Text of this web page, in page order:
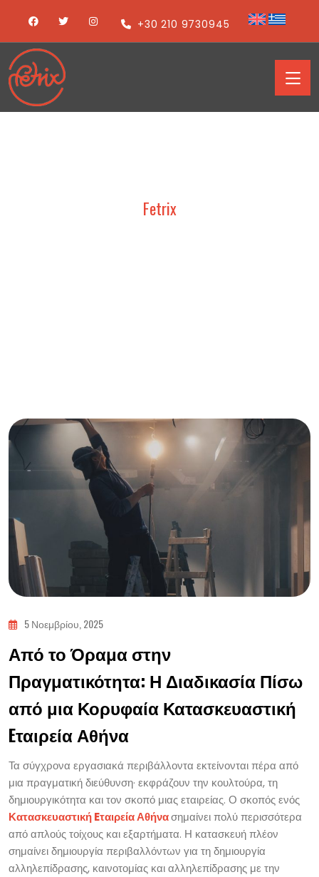
+30 210 9730945
Fetrix
5 Νοεμβρίου, 2025
Από το Όραμα στην
Πραγματικότητα: Η Διαδικασία Πίσω
από μια Κορυφαία Κατασκευαστική
Eταιρεία Αθήνα
Τα σύγχρονα εργασιακά περιβάλλοντα εκτείνονται πέρα ​​από
μια πραγματική διεύθυνση· εκφράζουν την κουλτούρα, τη
δημιουργικότητα και τον σκοπό μιας εταιρείας. Ο σκοπός ενός
Κατασκευαστική Eταιρεία Αθήνασημαίνει πολύ περισσότερα
από απλούς τοίχους και εξαρτήματα. Η κατασκευή πλέον
σημαίνει δημιουργία περιβαλλόντων για τη δημιουργία
αλληλεπίδρασης, καινοτομίας και αλληλεπίδρασης με την